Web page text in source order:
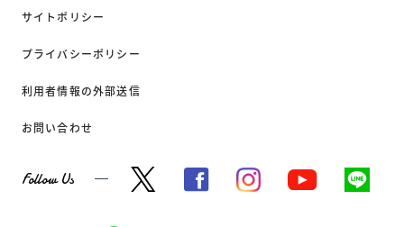
サイトポリシー
プライバシーポリシー
利用者情報の外部送信
お問い合わせ
Follow Us